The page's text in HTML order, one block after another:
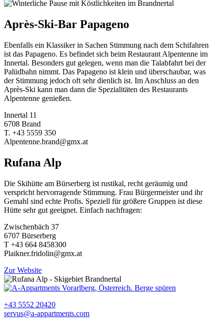
Après-Ski-Bar Papageno
Ebenfalls ein Klassiker in Sachen Stimmung nach dem Schifahren
ist das Papageno. Es befindet sich beim Restaurant Alpentenne im
Innertal. Besonders gut gelegen, wenn man die Talabfahrt bei der
Palüdbahn nimmt. Das Papageno ist klein und überschaubar, was
der Stimmung jedoch oft sehr dienlich ist. Im Anschluss an den
Après-Ski kann man dann die Spezialitäten des Restaurants
Alpentenne genießen.
Innertal 11
6708 Brand
T. +43 5559 350
Alpentenne.brand@gmx.at
Rufana Alp
Die Skihütte am Bürserberg ist rustikal, recht geräumig und
verspricht hervorragende Stimmung. Frau Bürgermeister und ihr
Gemahl sind echte Profis. Speziell für größere Gruppen ist diese
Hütte sehr gut geeignet. Einfach nachfragen:
Zwischenbäch 37
6707 Bürserberg
T +43 664 8458300
Plaikner.fridolin@gmx.at
Zur Website
+43 5552 20420
servus@a-appartments.com